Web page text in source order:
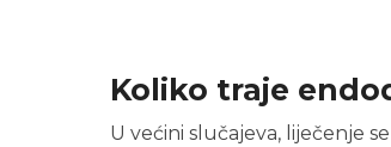
Koliko traje
U većini slučajeva, liječenje